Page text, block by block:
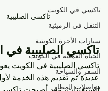
تاكسي في الكويت
التنقل في الرميثية
سيارات الأجرة الكويتية
الحياة العملية في الكويت
السفر والسياحة
مواصلات المطار
تاكسي الصليبية
تاكسي الصليبية في
تاكسي الصليبية في الكويت
عديدة. تم تقديم هذه الخدمة